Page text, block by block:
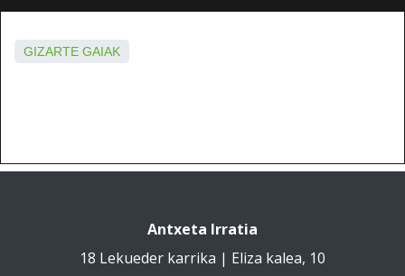
GIZARTE GAIAK
Antxeta Irratia
18 Lekueder karrika | Eliza kalea, 10